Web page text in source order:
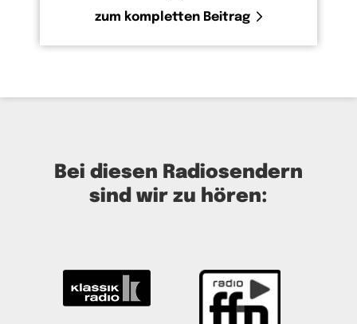
zum kompletten Beitrag
Bei diesen Radiosendern
sind wir zu hören: